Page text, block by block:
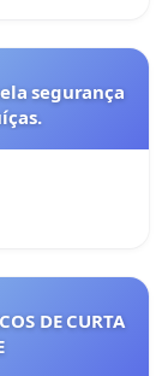
segurança
DE CURTA